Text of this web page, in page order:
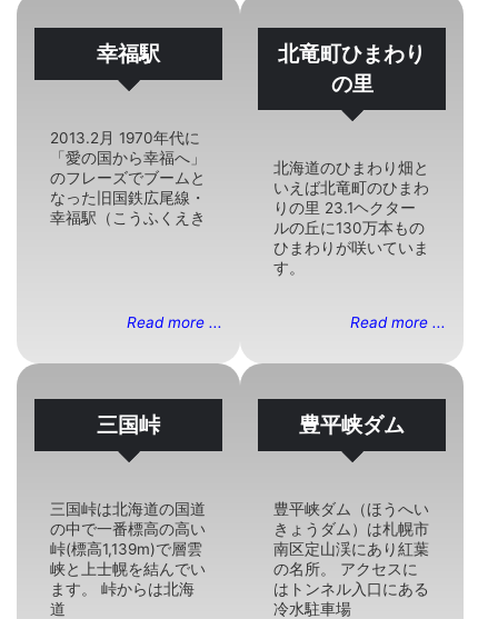
幸福駅
2013.2月 1970年代に
「愛の国から幸福へ」
のフレーズでブームと
なった旧国鉄広尾線・
幸福駅（こうふくえき
Read more ...
北竜町ひまわり
の里
北海道のひまわり畑と
いえば北竜町のひまわ
りの里 23.1ヘクター
ルの丘に130万本もの
ひまわりが咲いていま
す。
Read more ...
三国峠
三国峠は北海道の国道
の中で一番標高の高い
峠(標高1,139m)で層雲
峡と上士幌を結んでい
ます。 峠からは北海
道
豊平峡ダム
豊平峡ダム（ほうへい
きょうダム）は札幌市
南区定山渓にあり紅葉
の名所。 アクセスに
はトンネル入口にある
冷水駐車場